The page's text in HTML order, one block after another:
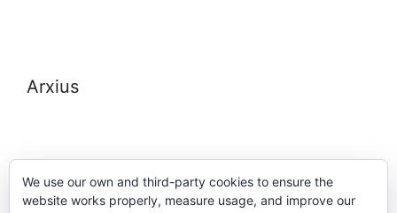
Arxius
We use our own and third-party cookies to ensure the
website works properly, measure usage, and improve our